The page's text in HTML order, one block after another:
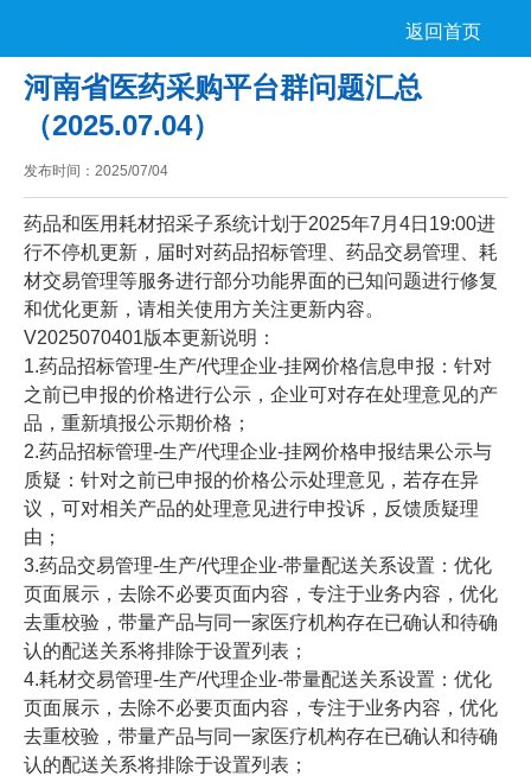
返回首页
河南省医药采购平台群问题汇总
（2025.07.04）
发布时间： 2025/07/04
药品和医用耗材招采子系统计划于2025年7月4日19:00进
行不停机更新，届时对药品招标管理、药品交易管理、耗
材交易管理等服务进行部分功能界面的已知问题进行修复
和优化更新，请相关使用方关注更新内容。
V2025070401版本更新说明：
1.药品招标管理-生产/代理企业-挂网价格信息申报：针对
之前已申报的价格进行公示，企业可对存在处理意见的产
品，重新填报公示期价格；
2.药品招标管理-生产/代理企业-挂网价格申报结果公示与
质疑：针对之前已申报的价格公示处理意见，若存在异
议，可对相关产品的处理意见进行申投诉，反馈质疑理
由；
3.药品交易管理-生产/代理企业-带量配送关系设置：优化
页面展示，去除不必要页面内容，专注于业务内容，优化
去重校验，带量产品与同一家医疗机构存在已确认和待确
认的配送关系将排除于设置列表；
4.耗材交易管理-生产/代理企业-带量配送关系设置：优化
页面展示，去除不必要页面内容，专注于业务内容，优化
去重校验，带量产品与同一家医疗机构存在已确认和待确
认的配送关系将排除于设置列表；